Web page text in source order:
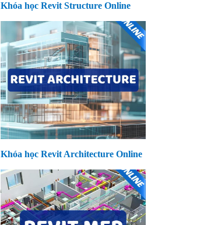
Khóa học Revit Structure Online
Khóa học Revit Architecture Online